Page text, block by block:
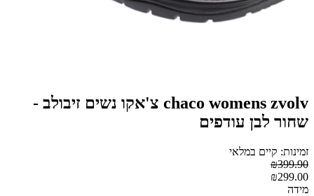
chaco womens zvolv צ'אקו נשים זיבולב -
שחור לבן עודפים
זמינות: קיים במלאי
₪399.90
₪299.00
מידה